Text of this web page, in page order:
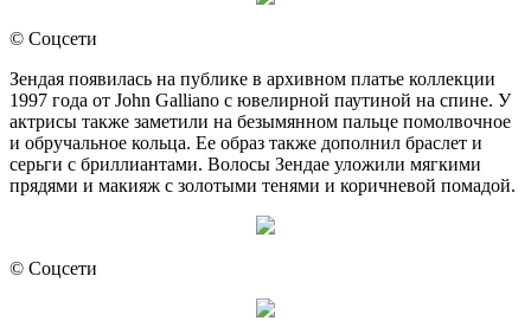
© Соцсети
Зендая появилась на публике в архивном платье коллекции
1997 года от John Galliano с ювелирной паутиной на спине. У
актрисы также заметили на безымянном пальце помолвочное
и обручальное кольца. Ее образ также дополнил браслет и
серьги с бриллиантами. Волосы Зендае уложили мягкими
прядями и макияж с золотыми тенями и коричневой помадой.
© Соцсети